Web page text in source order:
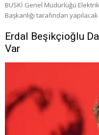
BUSKİ Genel Müdürlüğü
Başkanlığı tarafından
Erdal Beşikçioğlu
Var